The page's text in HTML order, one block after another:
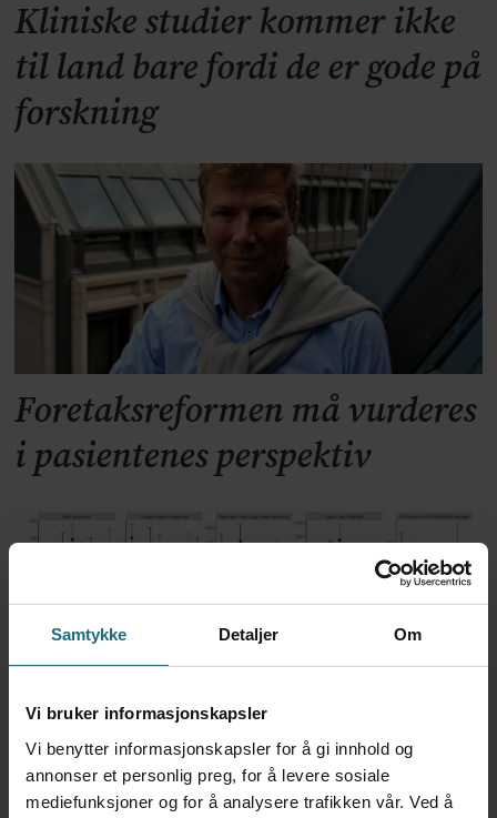
Samtykke Detaljer Om
Vi bruker informasjonskapsler
Vi benytter informasjonskapsler for å gi innhold og
annonser et personlig preg, for å levere sosiale
mediefunksjoner og for å analysere trafikken vår. Ved å
Kliniske studier kommer ikke
til land bare fordi de er gode på
forskning
Foretaksreformen må vurderes
i pasientenes perspektiv
Kvalitet er ikke motstykket til